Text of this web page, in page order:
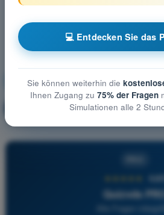
Allgemeine Kenntnisse über
🔒 PRO Erläuterung
4,6/5
Quizvds
Alle Fragen
💻 Entdecken Sie das
Sie können weiterhin die
Ihnen Zugang zu 75% der Fragen
Simulationen alle 2